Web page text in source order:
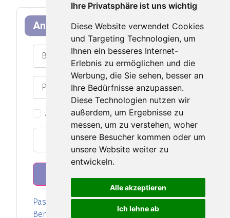
Ihre Privatsphäre ist uns wichtig
Diese Website verwendet Cookies
und Targeting Technologien, um
Ihnen ein besseres Internet-
Erlebnis zu ermöglichen und die
Werbung, die Sie sehen, besser an
Ihre Bedürfnisse anzupassen.
Diese Technologien nutzen wir
außerdem, um Ergebnisse zu
messen, um zu verstehen, woher
unsere Besucher kommen oder um
unsere Website weiter zu
entwickeln.
Alle akzeptieren
Ich lehne ab
Anmeldeformular
Benutzername
Passwort
Angemeldet bleiben
Web-Authentifizierung
Passwort vergessen?
Benutzername vergessen?